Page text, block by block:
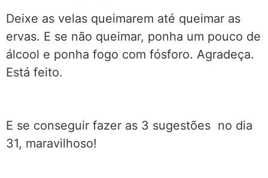
Deixe as velas queimarem até queimar as
ervas. E se não queimar, ponha um pouco de
álcool e ponha fogo com fósforo. Agradeça.
Está feito.
E se conseguir fazer as 3 sugestões no dia
31, maravilhoso!